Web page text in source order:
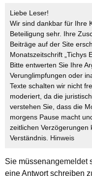
Liebe Leser!
Wir sind dankbar für Ihre
Beteiligung sehr. Ihre
Beiträge auf der Site
Monatszeitschrift „Tichys
Bitte entwerten Sie Ihre
Verunglimpfungen oder
Texte schalten wir nicht
moderiert, da die
verstehen Sie, dass die
morgens Pause macht
zeitlichen Verzögerungen
Verständnis. Hinweis
Sie müssenangemeldet
eine Antwort schreiben